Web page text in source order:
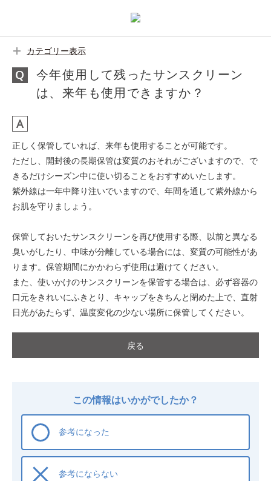
カテゴリー表示
今年使用して残ったサンスクリーン
は、来年も使用できますか？
正しく保管していれば、来年も使用することが可能です。
ただし、開封後の長期保管は変質のおそれがございますので、で
きるだけシーズン中に使い切ることをおすすめいたします。
紫外線は一年中降り注いでいますので、年間を通して紫外線から
お肌を守りましょう。
保管しておいたサンスクリーンを再び使用する際、以前と異なる
臭いがしたり、中味が分離している場合には、変質の可能性があ
ります。保管期間にかかわらず使用は避けてください。
また、使いかけのサンスクリーンを保管する場合は、必ず容器の
口元をきれいにふきとり、キャップをきちんと閉めた上で、直射
日光があたらず、温度変化の少ない場所に保管してください。
戻る
この情報はいかがでしたか？
参考になった
参考にならない